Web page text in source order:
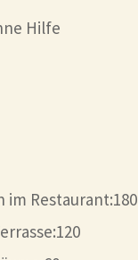
Hilfe
im Restaurant:180